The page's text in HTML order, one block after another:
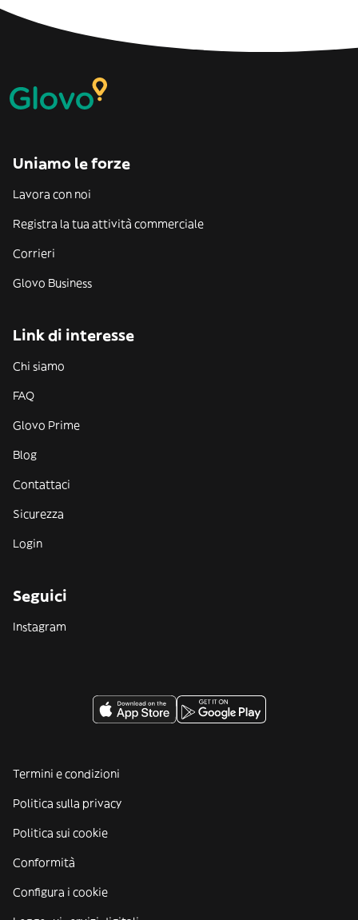
Uniamo le forze
Lavora con noi
Registra la tua attività commerciale
Corrieri
Glovo Business
Link di interesse
Chi siamo
FAQ
Glovo Prime
Blog
Contattaci
Sicurezza
Login
Seguici
Instagram
Termini e condizioni
Politica sulla privacy
Politica sui cookie
Conformità
Configura i cookie